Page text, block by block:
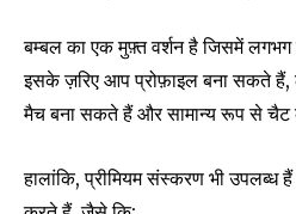
बम्बल का एक मुफ़्त वर्शन है जिसमें लगभग
इसके ज़रिए आप प्रोफ़ाइल बना सकते
मैच बना सकते हैं और सामान्य रूप से
हालांकि, प्रीमियम संस्करण भी उपलब्ध हैं